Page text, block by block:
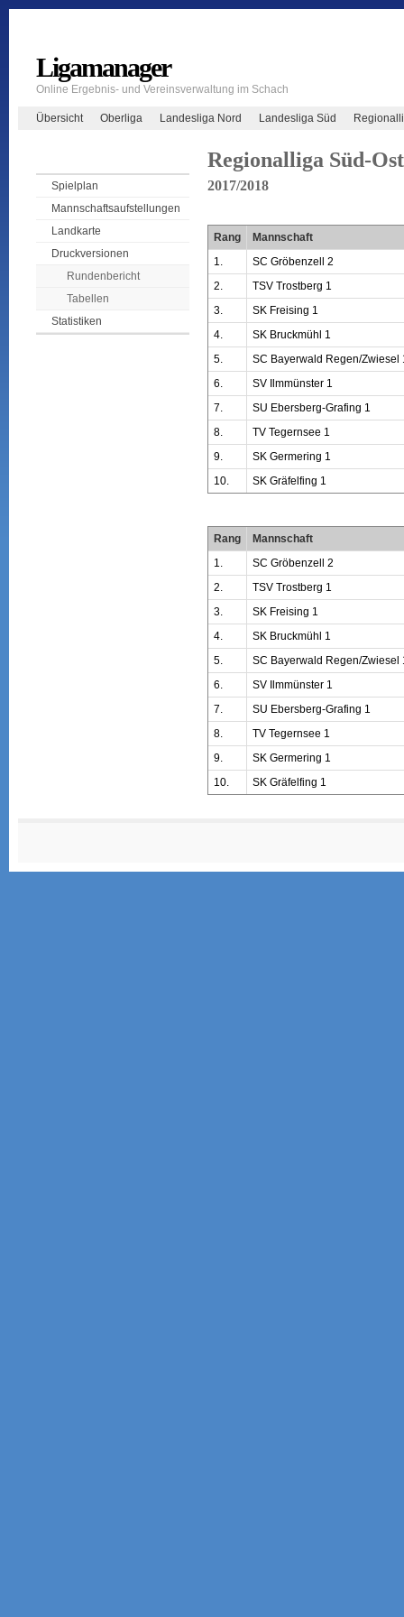
Ligamanager
Online Ergebnis- und Vereinsverwaltung im Schach
Übersicht Oberliga Landesliga Nord Landesliga Süd
Spielplan
Mannschaftsaufstellungen
Landkarte
Druckversionen
Rundenbericht
Tabellen
Statistiken
Regionalliga Süd-Ost
2017/2018
Rang
Mannschaft
1.
SC Gröbenzell 2
2.
TSV Trostberg 1
3.
SK Freising 1
4.
SK Bruckmühl 1
5.
SC Bayerwald Regen/Zwiesel
6.
SV Ilmmünster 1
7.
SU Ebersberg-Grafing 1
8.
TV Tegernsee 1
9.
SK Germering 1
10.
SK Gräfelfing 1
Rang
Mannschaft
1.
SC Gröbenzell 2
2.
TSV Trostberg 1
3.
SK Freising 1
4.
SK Bruckmühl 1
5.
SC Bayerwald Regen/Zwiesel
6.
SV Ilmmünster 1
7.
SU Ebersberg-Grafing 1
8.
TV Tegernsee 1
9.
SK Germering 1
10.
SK Gräfelfing 1